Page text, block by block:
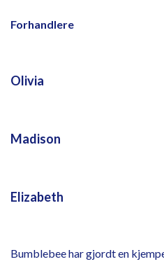
Forhandlere
Olivia
Madison
Elizabeth
Bumblebee har gjordt en